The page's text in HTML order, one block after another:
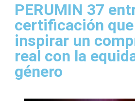
PERUMIN 37
certificación
inspirar un
real con la
género